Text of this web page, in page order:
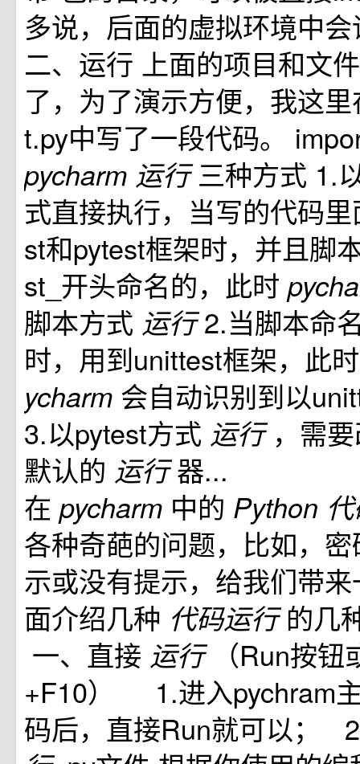
多说，后⾯的虚拟环境中
⼆、运⾏ 上⾯的项⽬和⽂
了，为了演⽰⽅便，我这
t.py中写了⼀段代码。
pycharm 运行三种方式 1.
式直接执行，当写的代码
st和pytest框架时，并且脚
st_开头命名的，此时
脚本方式 运行2.当脚本命
时，用到unittest框架，此
ycharm 会自动识别到以
3.以pytest方式 运行 ，需
默认的 运行器...
在 pycharm 中的 Python
各种奇葩的问题，比如，
示或没有提示，给我们带
面介绍几种 代码运行的几
一、直接 运行 （Run按
+F10） 1.进入pychram
码后，直接Run就可以；